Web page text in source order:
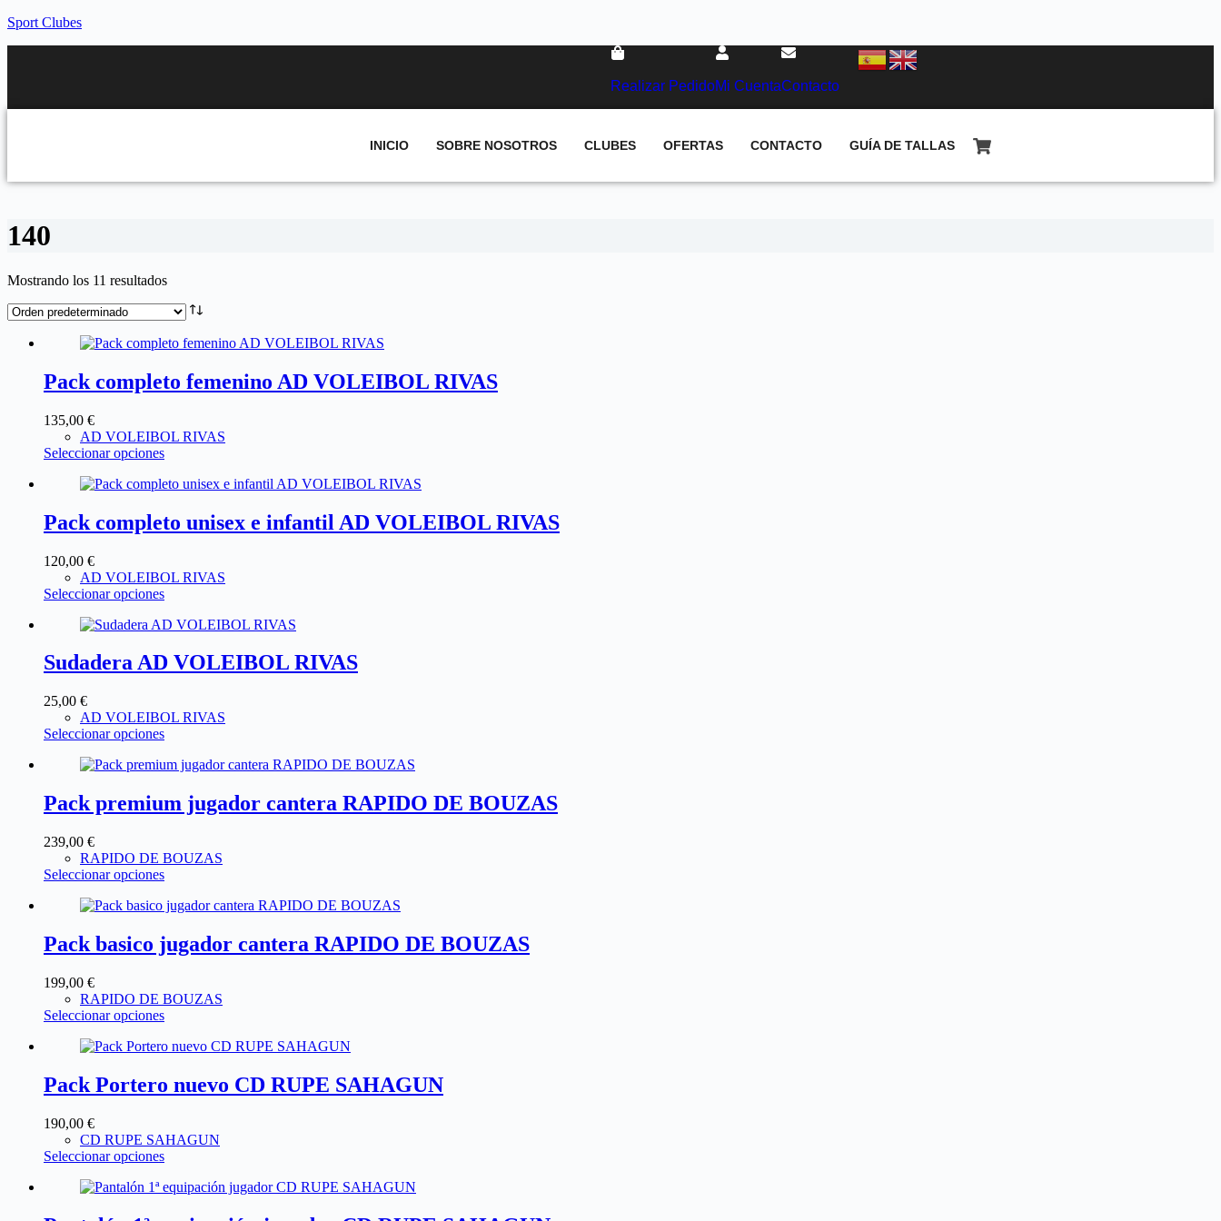
Sport Clubes
Realizar PedidoMi CuentaContacto
INICIO SOBRE NOSOTROS CLUBES OFERTAS CONTACTO GUÍA DE TALLAS
140
Mostrando los 11 resultados
Pack completo femenino AD VOLEIBOL RIVAS
135,00 €
AD VOLEIBOL RIVAS
Seleccionar opciones
Pack completo unisex e infantil AD VOLEIBOL RIVAS
120,00 €
AD VOLEIBOL RIVAS
Seleccionar opciones
Sudadera AD VOLEIBOL RIVAS
25,00 €
AD VOLEIBOL RIVAS
Seleccionar opciones
Pack premium jugador cantera RAPIDO DE BOUZAS
239,00 €
RAPIDO DE BOUZAS
Seleccionar opciones
Pack basico jugador cantera RAPIDO DE BOUZAS
199,00 €
RAPIDO DE BOUZAS
Seleccionar opciones
Pack Portero nuevo CD RUPE SAHAGUN
190,00 €
CD RUPE SAHAGUN
Seleccionar opciones